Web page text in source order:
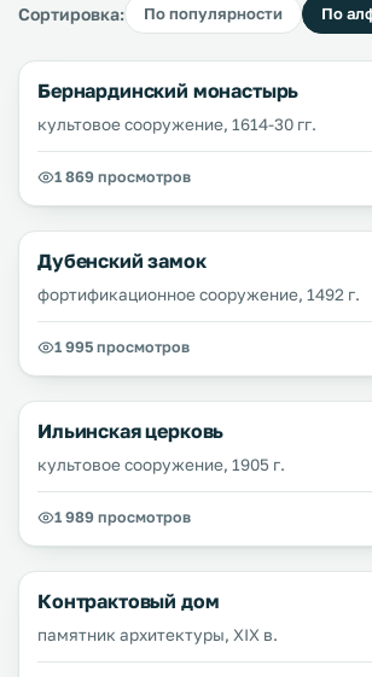
Сортировка: По популярности По
Бернардинский монастырь
культовое сооружение, 1614-30 гг.
1 869 просмотров
Дубенский замок
фортификационное сооружение, 1492 г.
1 995 просмотров
Ильинская церковь
культовое сооружение, 1905 г.
1 989 просмотров
Контрактовый дом
памятник архитектуры, XIX в.